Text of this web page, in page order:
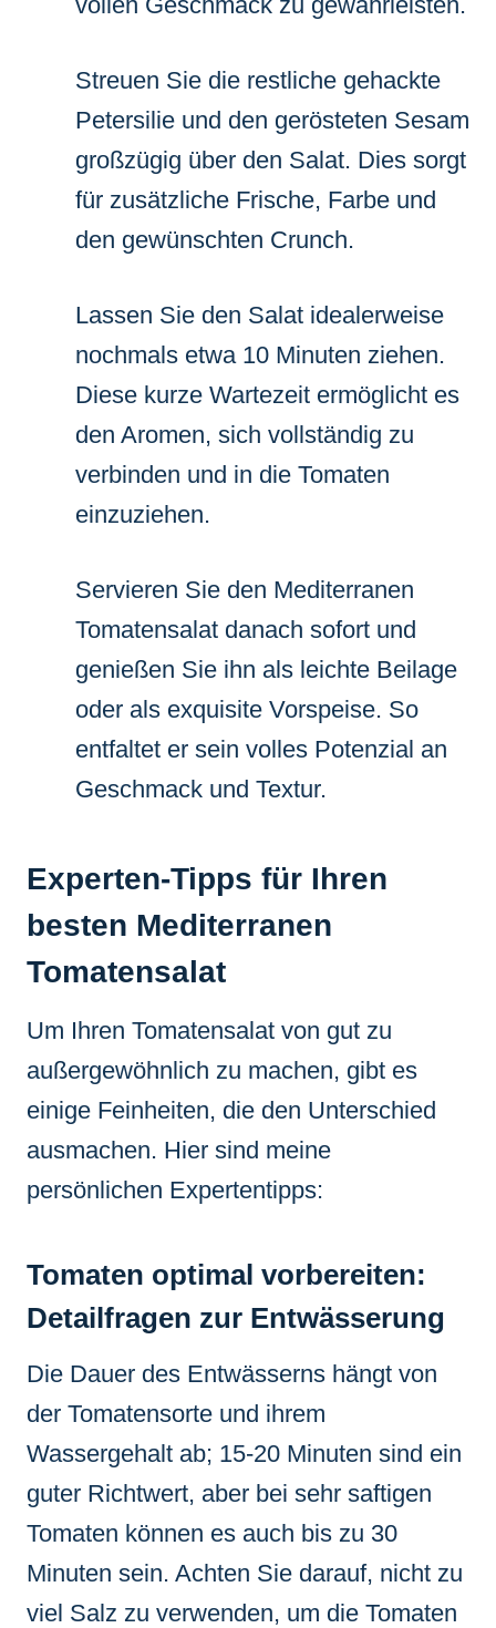
Streuen Sie die restliche gehackte
Petersilie und den gerösteten Sesam
großzügig über den Salat. Dies sorgt
für zusätzliche Frische, Farbe und
den gewünschten Crunch.
Lassen Sie den Salat idealerweise
nochmals etwa 10 Minuten ziehen.
Diese kurze Wartezeit ermöglicht es
den Aromen, sich vollständig zu
verbinden und in die Tomaten
einzuziehen.
Servieren Sie den Mediterranen
Tomatensalat danach sofort und
genießen Sie ihn als leichte Beilage
oder als exquisite Vorspeise. So
entfaltet er sein volles Potenzial an
Geschmack und Textur.
Experten-Tipps für Ihren
besten Mediterranen
Tomatensalat
Um Ihren Tomatensalat von gut zu
außergewöhnlich zu machen, gibt es
einige Feinheiten, die den Unterschied
ausmachen. Hier sind meine
persönlichen Expertentipps:
Tomaten optimal vorbereiten:
Detailfragen zur Entwässerung
Die Dauer des Entwässerns hängt von
der Tomatensorte und ihrem
Wassergehalt ab; 15-20 Minuten sind ein
guter Richtwert, aber bei sehr saftigen
Tomaten können es auch bis zu 30
Minuten sein. Achten Sie darauf, nicht zu
viel Salz zu verwenden, um die Tomaten